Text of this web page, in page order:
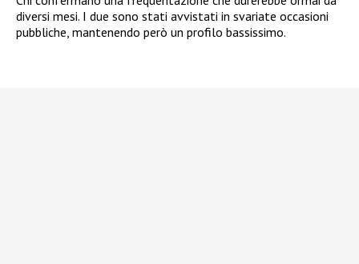
diversi mesi. I due sono stati avvistati in svariate occasioni
pubbliche, mantenendo però un profilo bassissimo.